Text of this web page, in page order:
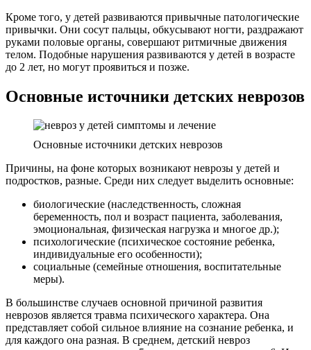
Кроме того, у детей развиваются привычные патологические
привычки. Они сосут пальцы, обкусывают ногти, раздражают
руками половые органы, совершают ритмичные движения
телом. Подобные нарушения развиваются у детей в возрасте
до 2 лет, но могут проявиться и позже.
Основные источники детских неврозов
Основные источники детских неврозов
Причины, на фоне которых возникают неврозы у детей и
подростков, разные. Среди них следует выделить основные:
биологические (наследственность, сложная
беременность, пол и возраст пациента, заболевания,
эмоциональная, физическая нагрузка и многое др.);
психологические (психическое состояние ребенка,
индивидуальные его особенности);
социальные (семейные отношения, воспитательные
меры).
В большинстве случаев основной причиной развития
неврозов является травма психического характера. Она
представляет собой сильное влияние на сознание ребенка, и
для каждого она разная. В среднем, детский невроз